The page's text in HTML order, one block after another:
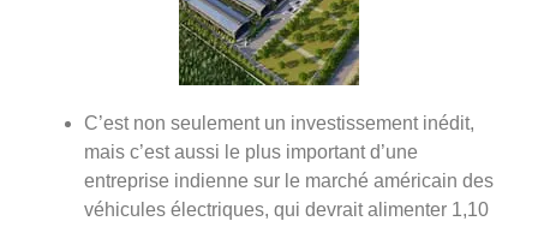
C’est non seulement un investissement inédit,
mais c’est aussi le plus important d’une
entreprise indienne sur le marché américain des
véhicules électriques, qui devrait alimenter 1,10